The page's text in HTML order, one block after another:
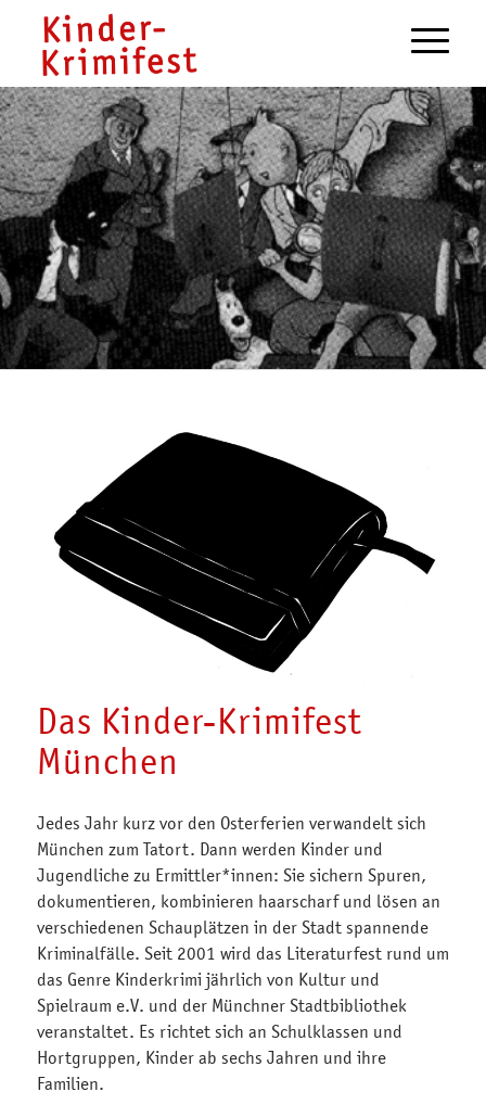
Das Kinder-Krimifest
München
Jedes Jahr kurz vor den Osterferien verwandelt sich
München zum Tatort. Dann werden Kinder und
Jugendliche zu Ermittler*innen: Sie sichern Spuren,
dokumentieren, kombinieren haarscharf und lösen an
verschiedenen Schauplätzen in der Stadt spannende
Kriminalfälle. Seit 2001 wird das Literaturfest rund um
das Genre Kinderkrimi jährlich von Kultur und
Spielraum e.V. und der Münchner Stadtbibliothek
veranstaltet. Es richtet sich an Schulklassen und
Hortgruppen, Kinder ab sechs Jahren und ihre
Familien.